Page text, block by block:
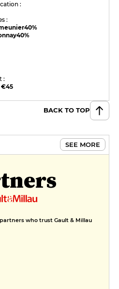
:
:
40%
40%
:
€45
BACK TO TOP
SEE MORE
who trust Gault & Millau